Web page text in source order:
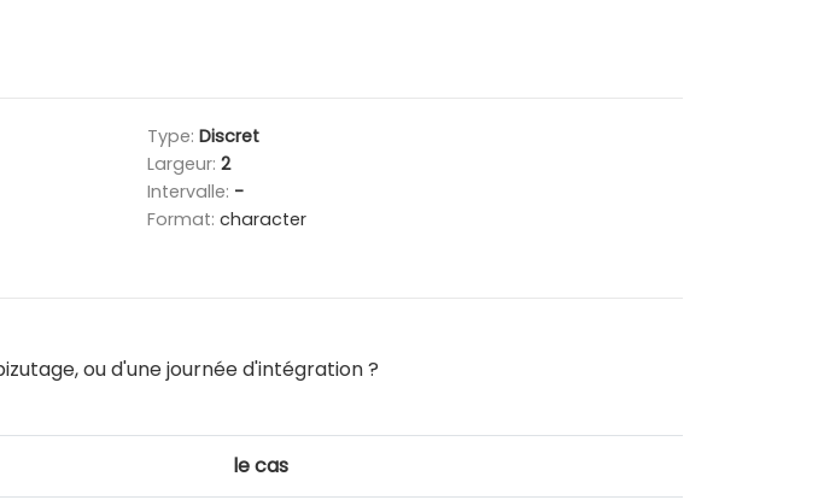
Type: Discret
Largeur: 2
Intervalle: -
Format: character
ou d'une journée d'intégration ?
le cas